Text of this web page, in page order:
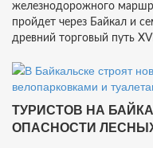
железнодорожного
пройдет через Байкал и
древний торговый путь
ТУРИСТОВ НА
ОПАСНОСТИ